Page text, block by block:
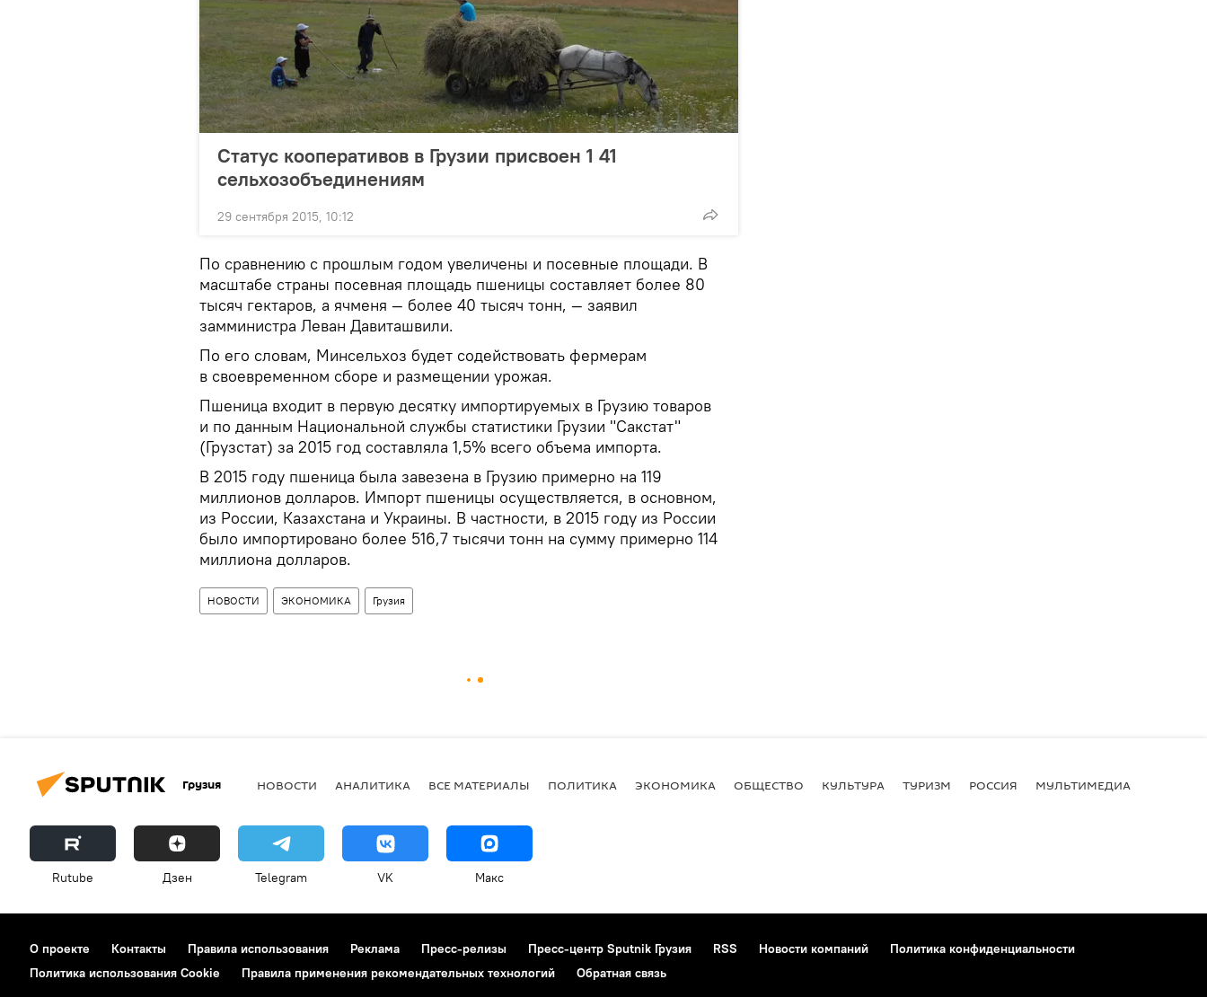
Статус кооперативов в Грузии присвоен 1 41
сельхозобъединениям
29 сентября 2015, 10:12
По сравнению с прошлым годом увеличены и посевные площади. В
масштабе страны посевная площадь пшеницы составляет более 80
тысяч гектаров, а ячменя — более 40 тысяч тонн, — заявил
замминистра Леван Давиташвили.
По его словам, Минсельхоз будет содействовать фермерам
в своевременном сборе и размещении урожая.
Пшеница входит в первую десятку импортируемых в Грузию товаров
и по данным Национальной службы статистики Грузии "Сакстат"
(Грузстат) за 2015 год составляла 1,5% всего объема импорта.
В 2015 году пшеница была завезена в Грузию примерно на 119
миллионов долларов. Импорт пшеницы осуществляется, в основном,
из России, Казахстана и Украины. В частности, в 2015 году из России
было импортировано более 516,7 тысячи тонн на сумму примерно 114
миллиона долларов.
НОВОСТИ ЭКОНОМИКА Грузия
Грузия НОВОСТИ АНАЛИТИКА ВСЕ МАТЕРИАЛЫ ПОЛИТИКА ЭКОНОМИКА ОБЩЕСТВО КУЛЬТУРА ТУРИЗМ РОССИЯ МУЛЬТИМЕДИА
Rutube Дзен Telegram VK Макс
О проекте Контакты Правила использования Реклама Пресс-релизы Пресс-центр Sputnik Грузия RSS Новости компаний
Политика конфиденциальности
Политика использования Cookie
Правила применения рекомендательных технологий Обратная связь